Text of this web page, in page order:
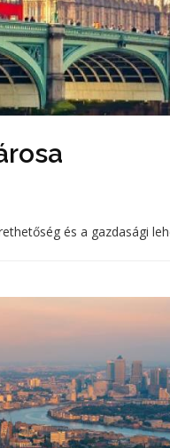
és a gazdasági